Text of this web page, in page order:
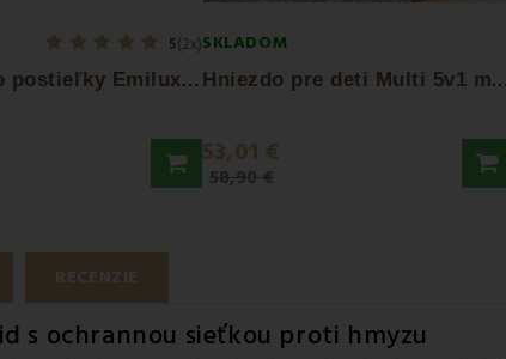
5(2x)
H
niezdo do postieľky Emilux EMI
SKLADOM
niezdo pre deti
53,01 €
58,90 €
RECENZIE
s ochrannou sieťkou proti hmyzu